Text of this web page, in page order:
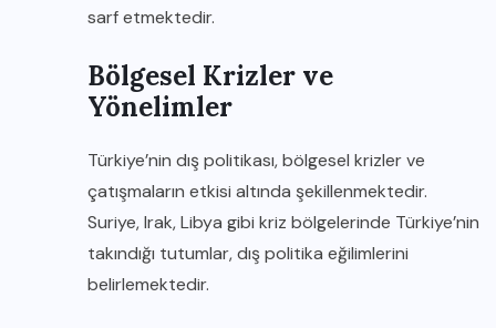
sarf etmektedir.
Bölgesel Krizler ve
Yönelimler
Türkiye’nin dış politikası, bölgesel krizler ve
çatışmaların etkisi altında şekillenmektedir.
Suriye, Irak, Libya gibi kriz bölgelerinde Türkiye’nin
takındığı tutumlar, dış politika eğilimlerini
belirlemektedir.